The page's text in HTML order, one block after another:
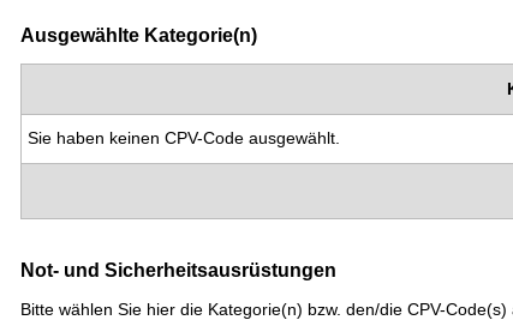
Ausgewählte Kategorie(n)
Sie haben keinen CPV-Code ausgewählt.
Not- und Sicherheitsausrüstungen
Bitte wählen Sie hier die Kategorie(n) bzw. den/die CPV-